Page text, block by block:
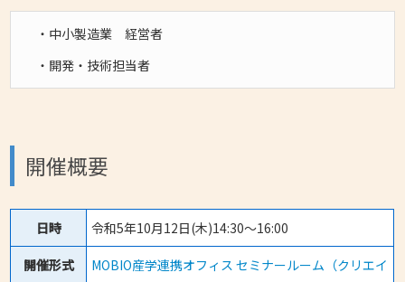
・中小製造業 経営者
・開発・技術担当者
開催概要
日時 令和5年10月12日(木)14:30～16:00
開催形式
MOBIO産学連携オフィス セミナールーム（クリエイ